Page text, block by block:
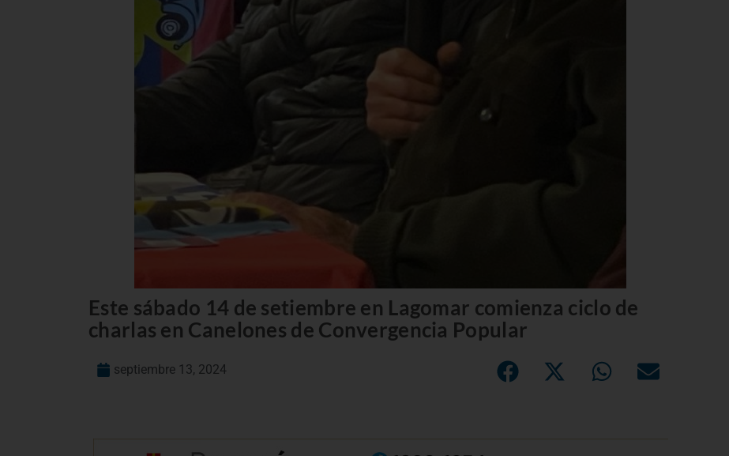
Este sábado 14 de setiembre en Lagomar comienza ciclo de
charlas en Canelones de Convergencia Popular
septiembre 13, 2024